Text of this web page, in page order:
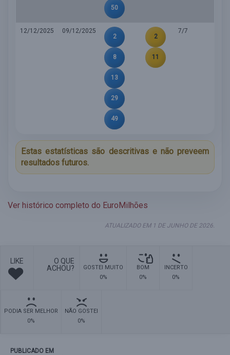
50
12/12/2025
09/12/2025
2
8
13
29
49
2
11
7/7
Estas estatísticas são descritivas e não preveem
resultados futuros.
Ver histórico completo do EuroMilhões
ATUALIZADO EM 1 DE JUNHO DE 2026.
LIKE
O QUE
ACHOU?
GOSTEI MUITO
0%
BOM
0%
INCERTO
0%
PODIA SER MELHOR
0%
NÃO GOSTEI
0%
PUBLICADO EM